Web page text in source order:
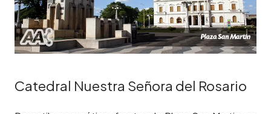
Catedral Nuestra Señora del Rosario